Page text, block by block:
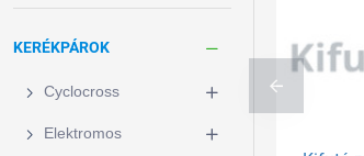
KERÉKPÁROK
Cyclocross
Elektromos